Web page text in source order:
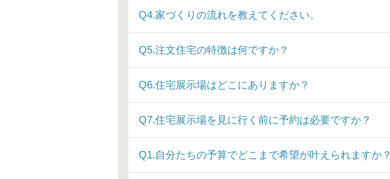
Q4.家づくりの流れを教えてください。
Q5.注文住宅の特徴は何ですか？
Q6.住宅展示場はどこにありますか？
Q7.住宅展示場を見に行く前に予約は必要ですか？
Q1.自分たちの予算でどこまで希望が叶えられますか？